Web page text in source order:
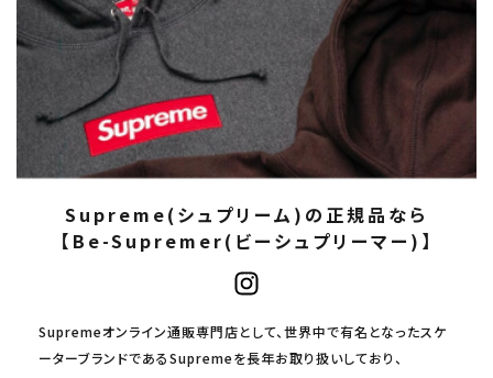
Supreme(シュプリーム)の正規品なら
【Be-Supremer(ビーシュプリーマー)】
Supremeオンライン通販専門店として、世界中で有名となったスケ
ーターブランドであるSupremeを長年お取り扱いしており、